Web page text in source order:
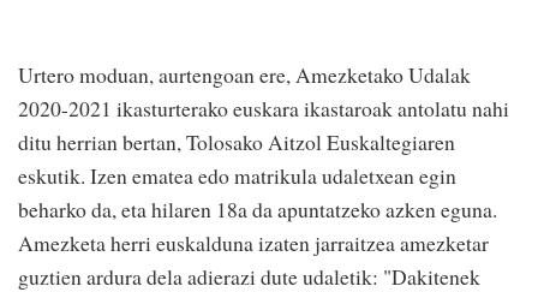
Urtero moduan, aurtengoan ere, Amezketako Udalak
2020-2021 ikasturterako euskara ikastaroak antolatu nahi
ditu herrian bertan, Tolosako Aitzol Euskaltegiaren
eskutik. Izen ematea edo matrikula udaletxean egin
beharko da, eta hilaren 18a da apuntatzeko azken eguna.
Amezketa herri euskalduna izaten jarraitzea amezketar
guztien ardura dela adierazi dute udaletik: "Dakitenek